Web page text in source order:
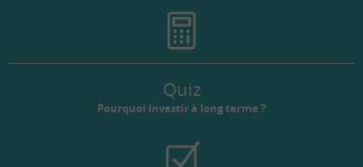
Quiz
Pourquoi investir à long terme ?